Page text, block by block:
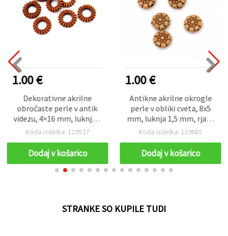
1.00 €
Dekorativne akrilne
obročaste perle v antik
videzu, 4×16 mm, luknja 1
mm, rjave – 50 g (~85
Koda izdelka: 119527
Dodaj v košarico
1.00 €
Antikne akrilne okrogle
perle v obliki cveta, 8x5
mm, luknja 1,5 mm, rjava
– 50 g (~230 kosov)
Koda izdelka: 119685
Dodaj v košarico
STRANKE SO KUPILE TUDI